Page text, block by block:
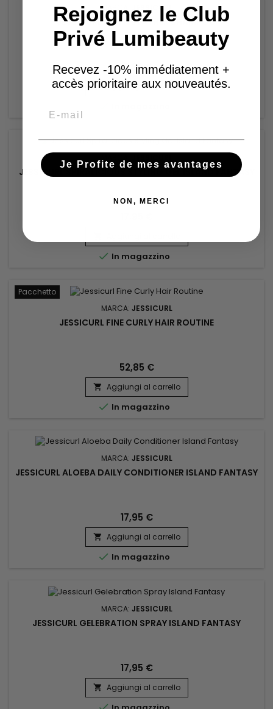
MARCA: JESSICURL
JESSICURL GENTLE LATHER SHAMPOO
17,95 €
 Aggiungi al carrello
JESSICURL SPIRALICIOUS STYLING GEL ISLAND FANTASY
 In magazzino
Pacchetto
MARCA: JESSICURL
JESSICURL FINE CURLY HAIR ROUTINE
52,85 €
 Aggiungi al carrello
 In magazzino
MARCA: JESSICURL
JESSICURL ALOEBA DAILY CONDITIONER ISLAND FANTASY
17,95 €
 Aggiungi al carrello
 In magazzino
MARCA: JESSICURL
JESSICURL GELEBRATION SPRAY ISLAND FANTASY
17,95 €
 Aggiungi al carrello
Rejoignez le Club
Privé Lumibeauty
Recevez -10% immédiatement +
accès prioritaire aux nouveautés.
Je Profite de mes avantages
NON, MERCI